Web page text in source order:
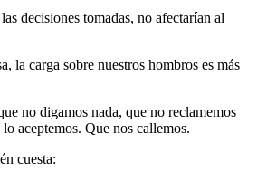
decisiones tomadas, no afectarían al
la carga sobre nuestros hombros es más
no digamos nada, que no reclamemos
aceptemos. Que nos callemos.
cuesta: